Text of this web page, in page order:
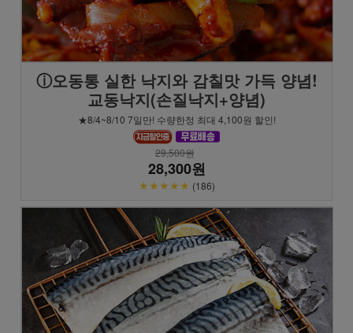
ⓘ오동통 실한 낙지와 감칠맛 가득 양념!
교동낙지(손질낙지+양념)
★8/4~8/10 7일만! 수량한정 최대 4,100원 할인!
29,500원
28,300원
★★★★★ (186)